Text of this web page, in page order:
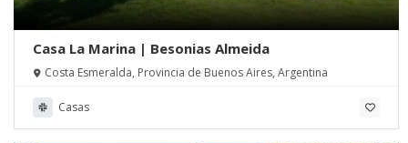
Casa La Marina | Besonias Almeida
Costa Esmeralda, Provincia de Buenos Aires, Argentina
Casas